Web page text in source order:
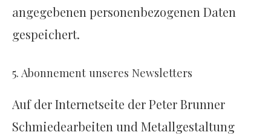
angegebenen personenbezogenen Daten
gespeichert.
5. Abonnement unseres Newsletters
Auf der Internetseite der Peter Brunner
Schmiedearbeiten und Metallgestaltung